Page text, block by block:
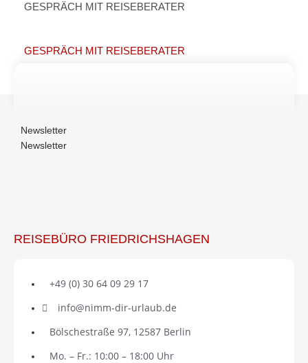
GESPRÄCH MIT REISEBERATER
GESPRÄCH MIT REISEBERATER
Newsletter
Newsletter
REISEBÜRO FRIEDRICHSHAGEN
+49 (0) 30 64 09 29 17
info@nimm-dir-urlaub.de
Bölschestraße 97, 12587 Berlin
Mo. – Fr.: 10:00 – 18:00 Uhr